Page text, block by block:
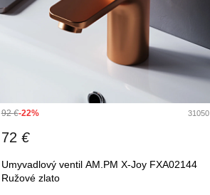
92€-22% 31050
72 €
Umyvadlový ventil AM.PM X-Joy FXA02144
Ružové zlato